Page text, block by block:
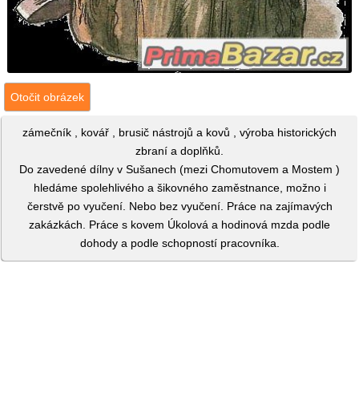
Otočit obrázek
zámečník , kovář , brusič nástrojů a kovů , výroba historických
zbraní a doplňků.
Do zavedené dílny v Sušanech (mezi Chomutovem a Mostem )
hledáme spolehlivého a šikovného zaměstnance, možno i
čerstvě po vyučení. Nebo bez vyučení. Práce na zajímavých
zakázkách. Práce s kovem Úkolová a hodinová mzda podle
dohody a podle schopností pracovníka.